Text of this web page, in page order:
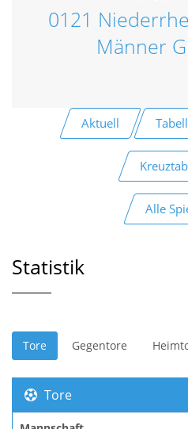
0121
Männer
Aktuell
Alle
Statistik
Tore Gegentore
Tore